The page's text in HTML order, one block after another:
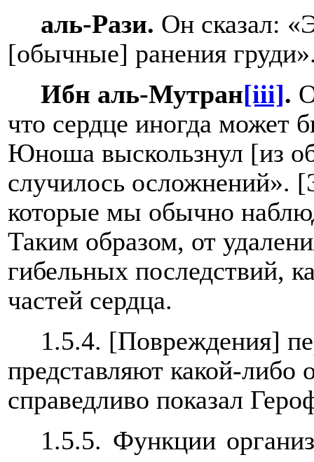
аль-Рази. Он сказал:
[обычные] ранения
Ибн аль-Мутран[iii].
что сердце иногда может
Юноша выскользнул [из
случилось осложнений».
которые мы обычно
Таким образом, от
гибельных последствий,
частей сердца.
1.5.4. [Повреждения]
представляют какой-либо
справедливо показал
1.5.5. Функции